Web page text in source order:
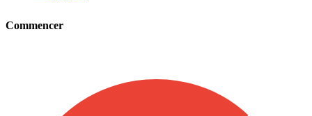
Commencer